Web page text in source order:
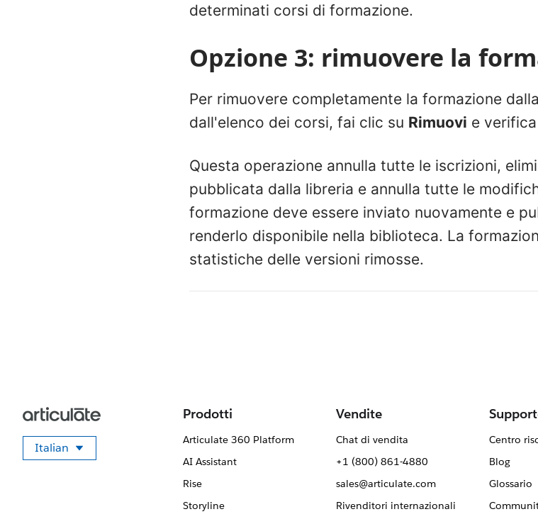
determinati corsi di formazione.
Opzione 3: rimuovere la
Per rimuovere completamente la formazione
dall'elenco dei corsi, fai clic su Rimuovi e
Questa operazione annulla tutte le iscrizioni,
pubblicata dalla libreria e annulla tutte le
formazione deve essere inviato nuovamente e
renderlo disponibile nella biblioteca. La
statistiche delle versioni rimosse.
Italian
Seleziona la tua lingua
Prodotti
Articulate 360 Platform
AI Assistant
Rise
Storyline
Vendite
Chat di vendita
+1 (800) 861-4880
sales@articulate.com
Rivenditori internazionali
Centro
Blog
Glossario